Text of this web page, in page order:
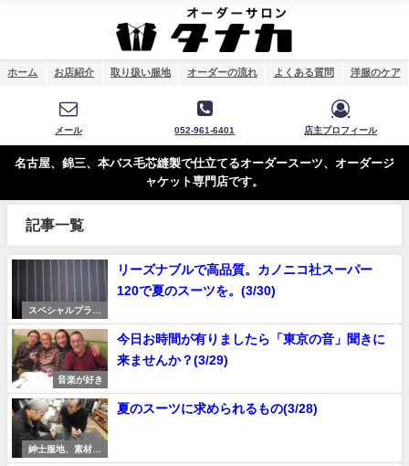
ホーム お店紹介 取り扱い服地 オーダーの流れ よくある質問 洋服のケア
メール 052-961-6401 店主プロフィール
名古屋、錦三、本バス毛芯縫製で仕立てるオーダースーツ、オーダージ
ャケット専門店です。
記事一覧
スペシャルプライ
ス
リーズナブルで高品質。カノニコ社スーパー
120で夏のスーツを。(3/30)
音楽が好き
今日お時間が有りましたら「東京の音」聞きに
来ませんか？(3/29)
紳士服地、素材研
究
夏のスーツに求められるもの(3/28)